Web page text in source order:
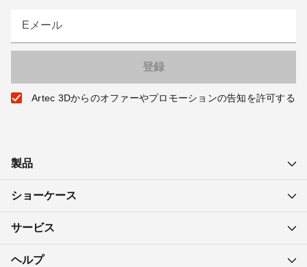
Eメール
Artec 3Dからのオファーやプロモーションの告知を許可する
製品
ショーケース
サービス
ヘルプ